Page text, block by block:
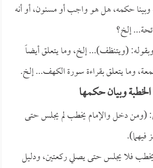
وبينا حكمه، هل هو واجب أو مسنون، أو أنه
إلخ؟
(ويتنظف)... إلخ، وما يتعلق أيضاً
وما يتعلق بقراءة سورة الكهف... إلخ.
الخطبة وبيان حكمها
(ومن دخل والإمام يخطب لم يجلس حتى
فلا يجلس حتى يصلي ركعتين، ودليل